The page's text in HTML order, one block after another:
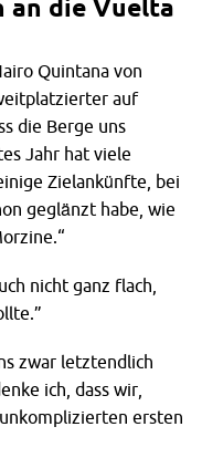
an die Vuelta
Quintana von
auf
die Berge uns
Jahr hat viele
Zielankünfte, bei
geglänzt habe, wie
nicht ganz flach,
zwar letztendlich
ich, dass wir,
ersten